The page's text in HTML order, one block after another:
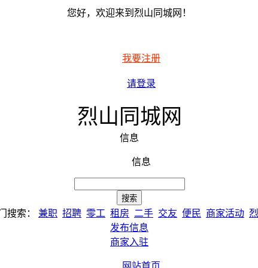
您好，欢迎来到烈山同城网！
我要注册
请登录
烈山同城网
信息
信息
搜索： 兼职 招聘 零工 租房 二手 交友 便民 商家活动
发布信息
商家入驻
网站首页